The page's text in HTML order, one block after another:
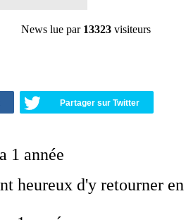
News lue par 13323 visiteurs
Partager sur Twitter